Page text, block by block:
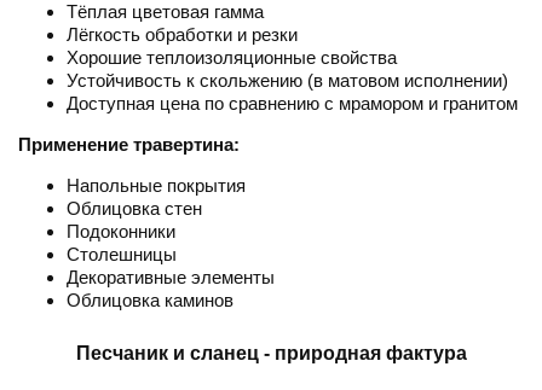
Тёплая цветовая гамма
Лёгкость обработки и резки
Хорошие теплоизоляционные свойства
Устойчивость к скольжению (в матовом исполнении)
Доступная цена по сравнению с мрамором и гранитом
Применение травертина:
Напольные покрытия
Облицовка стен
Подоконники
Столешницы
Декоративные элементы
Облицовка каминов
Песчаник и сланец - природная фактура